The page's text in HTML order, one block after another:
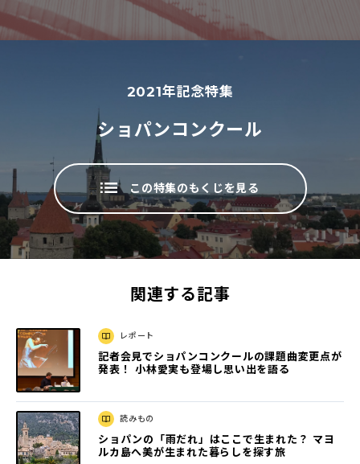
2021年記念特集
ショパンコンクール
この特集のもくじを見る
関連する記事
レポート
記者会見でショパンコンクールの課題曲変更点が
発表！ 小林愛実も登場し思い出を語る
読みもの
ショパンの「雨だれ」はここで生まれた？ マヨ
ルカ島へ美が生まれた暮らしを探す旅